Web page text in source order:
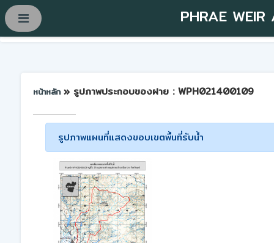
PHRAE WEIR
หน้าหลัก » รูปภาพประกอบของฝาย : WPH021400109
รูปภาพแผนที่แสดงขอบเขตพื้นที่รับน้ำ